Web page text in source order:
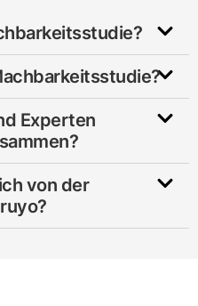
Experten
von der